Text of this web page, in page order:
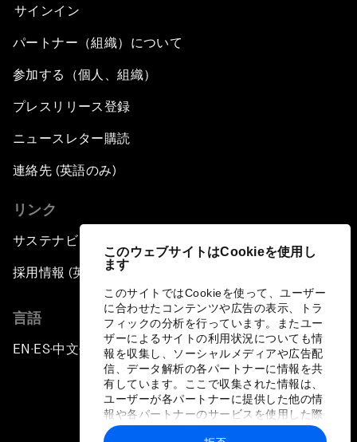
このウェブサイトはCookieを使用し
ます
このサイトではCookieを使って、ユーザー
に合わせたコンテンツや広告の表示、トラ
フィックの分析を行っています。またユー
ザーによるサイトの利用状況についても情
報を収集し、ソーシャルメディアや広告配
信、データ解析の各パートナーに情報を共
有しています。ここで収集された情報は、
ユーザーが各パートナーに提供した他の情
報や各パートナーのサービスを使用した際
に収集された情報と組み合わされ、各パー
サインイン
パートナー（組織）について
参加する（個人、組織）
プレスリリース登録
ニュースレター購読
連絡先 (英語のみ)
リンク
サステナビリティへの取り組み
採用情報 (英語のみ)
言語
EN ▪ ES▪中文▪ 日本語